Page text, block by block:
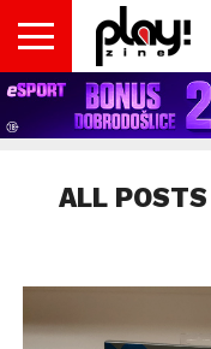
VESTI
MAGAZIN
PLAY!RETRO
PLAY!CAST
PLAY!CON
PLAY!BIZ
INSIDER
OPISI
IGARA
DOMAĆA
SCENA
INTERVJUI
GADGETS
FILM
& TV
KOLUMNE
ALL